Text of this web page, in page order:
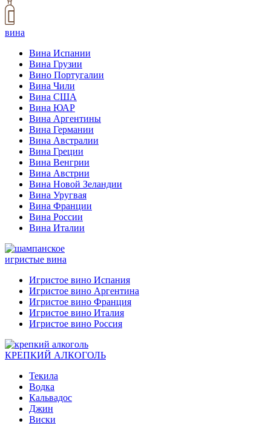
вина
Вина Испании
Вина Грузии
Вино Португалии
Вина Чили
Вина США
Вина ЮАР
Вина Аргентины
Вина Германии
Вина Австралии
Вина Греции
Вина Венгрии
Вина Австрии
Вина Новой Зеландии
Вина Уругвая
Вина Франции
Вина России
Вина Италии
игристые вина
Игристое вино Испания
Игристое вино Аргентина
Игристое вино Франция
Игристое вино Италия
Игристое вино Россия
КРЕПКИЙ АЛКОГОЛЬ
Текила
Водка
Кальвадос
Джин
Виски